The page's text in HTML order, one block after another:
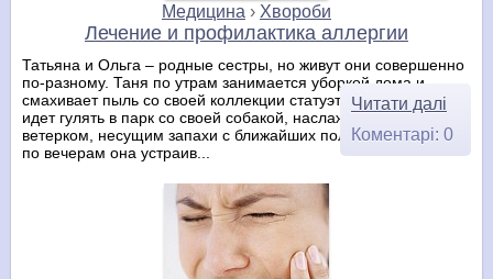
Медицина › Хвороби
Лечение и профилактика аллергии
Татьяна и Ольга – родные сестры, но живут они совершенно
по-разному. Таня по утрам занимается уборкой дома и
смахивает пыль со своей коллекции статуэток. Затем она
идет гулять в парк со своей собакой, наслаждаясь легким
ветерком, несущим запахи с ближайших полей и из леса. А
по вечерам она устраив...
Читати далі
Коментарі: 0